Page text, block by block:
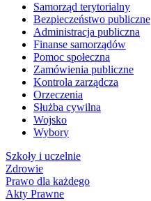
Samorząd terytorialny
Bezpieczeństwo publiczne
Administracja publiczna
Finanse samorządów
Pomoc społeczna
Zamówienia publiczne
Kontrola zarządcza
Orzeczenia
Służba cywilna
Wojsko
Wybory
Szkoły i uczelnie
Zdrowie
Prawo dla każdego
Akty Prawne